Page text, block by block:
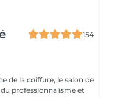
154
de la coiffure, le salon de
professionnalisme et